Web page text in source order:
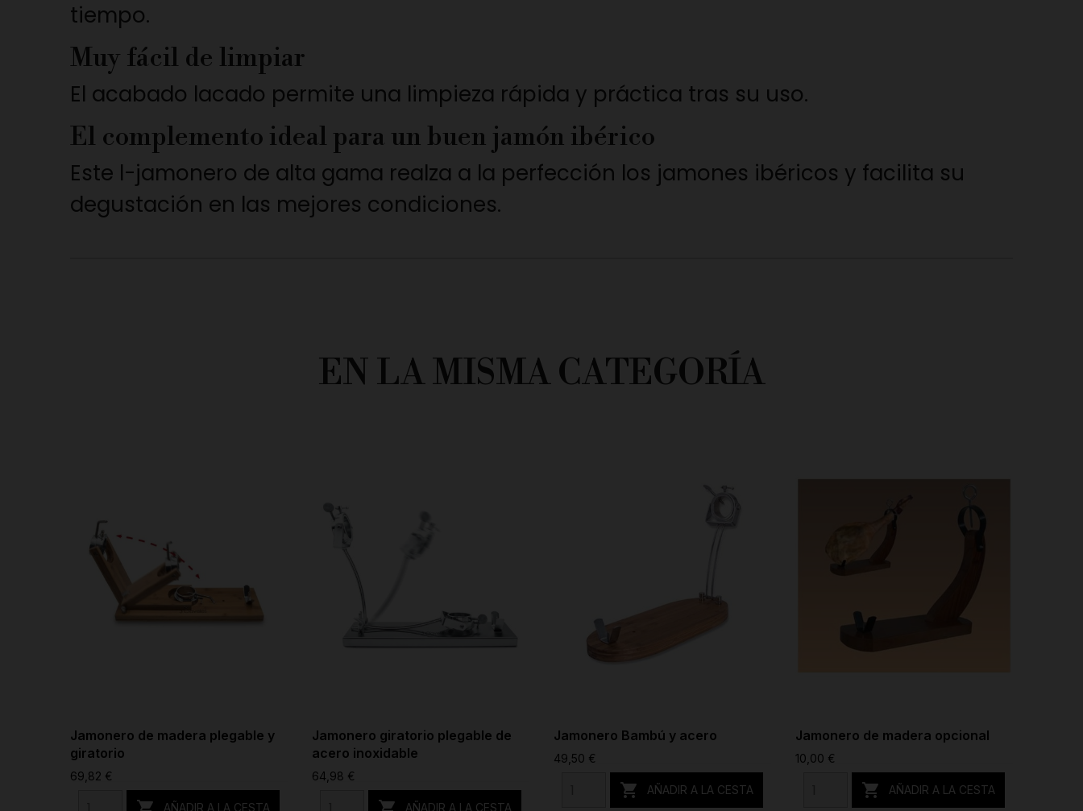
tiempo.
Muy fácil de limpiar
El acabado lacado permite una limpieza rápida y práctica tras su uso.
El complemento ideal para un buen jamón ibérico
Este l-jamonero de alta gama realza a la perfección los jamones ibéricos y facilita su
degustación en las mejores condiciones.
EN LA MISMA CATEGORÍA
Jamonero de madera plegable y
giratorio
69,82 €
AÑADIR A LA CESTA
Jamonero giratorio plegable de
acero inoxidable
64,98 €
AÑADIR A LA CESTA
Jamonero Bambú y acero
49,50 €
 AÑADIR A LA CESTA
Jamonero de madera opcional
10,00 €
 AÑADIR A LA CESTA